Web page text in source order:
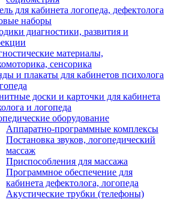
для кабинета логопеда, дефектолога
наборы
диагностики, развития и
материалы,
сенсорика
и плакаты для кабинетов психолога
доски и карточки для кабинета
и логопеда
оборудование
Аппаратно-программные комплексы
Постановка звуков, логопедический
массаж
Приспособления для массажа
Программное обеспечение для
кабинета дефектолога, логопеда
Акустические трубки (телефоны)